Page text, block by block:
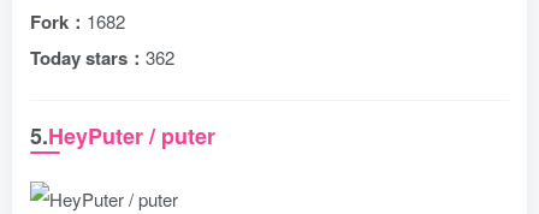
Fork： 1682
Today stars： 362
5.HeyPuter / puter